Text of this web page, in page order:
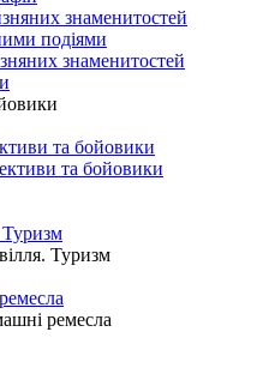
знаменитостей
подіями
знаменитостей
та бойовики
та бойовики
Туризм
Туризм
ремесла